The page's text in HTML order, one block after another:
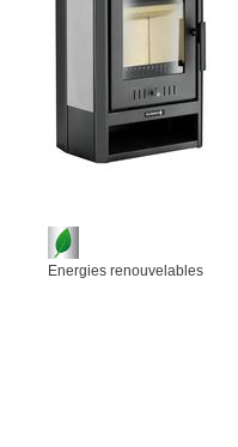
Energies renouvelables